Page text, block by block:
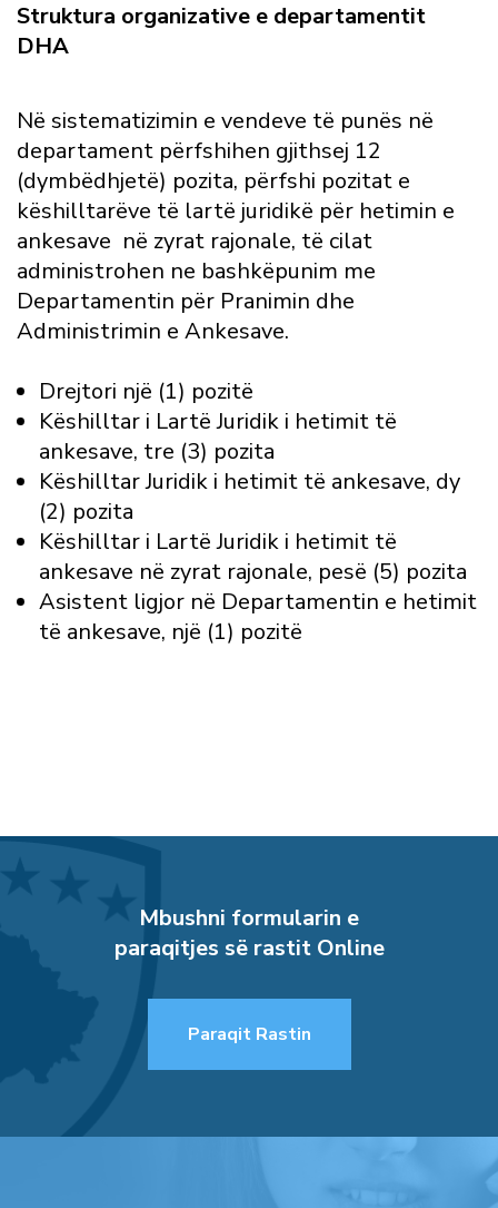
Struktura organizative e departamentit
DHA
Në sistematizimin e vendeve të punës në
departament përfshihen gjithsej 12
(dymbëdhjetë) pozita, përfshi pozitat e
këshilltarëve të lartë juridikë për hetimin e
ankesave në zyrat rajonale, të cilat
administrohen ne bashkëpunim me
Departamentin për Pranimin dhe
Administrimin e Ankesave.
Drejtori një (1) pozitë
Këshilltar i Lartë Juridik i hetimit të
ankesave, tre (3) pozita
Këshilltar Juridik i hetimit të ankesave, dy
(2) pozita
Këshilltar i Lartë Juridik i hetimit të
ankesave në zyrat rajonale, pesë (5) pozita
Asistent ligjor në Departamentin e hetimit
të ankesave, një (1) pozitë
Mbushni formularin e
paraqitjes së rastit Online
Paraqit Rastin